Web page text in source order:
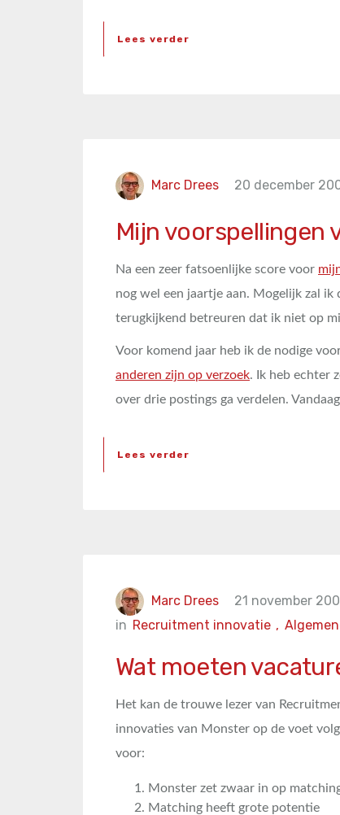
Lees verder
Marc Drees 20 december
Mijn voorspellingen
Na een zeer fatsoenlijke score voor
nog wel een jaartje aan. Mogelijk zal ik
terugkijkend betreuren dat ik niet op
Voor komend jaar heb ik de nodige
anderen zijn op verzoek. Ik heb echter
over drie postings ga verdelen.
Lees verder
Marc Drees
21 november
in Recruitment innovatie ,
Wat moeten
Het kan de trouwe lezer van
innovaties van Monster op de voet
voor:
Monster zet zwaar in op
Matching heeft grote potentie